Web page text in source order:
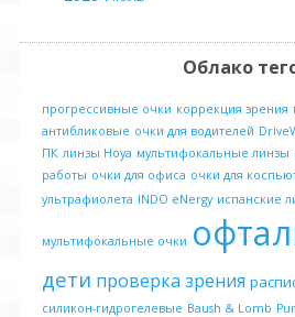
Облако
прогрессивные очки коррекция зрения
антибликовые очки для водителей
ПК линзы Hoya мультифокальные линзы
работы очки для офиса очки для
ультрафиолета INDO eNergy испанские
мультифокальные очки
дети проверка зрения
силикон-гидрогелевые Baush & Lomb